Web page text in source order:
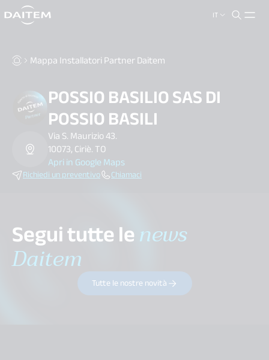
IT
search.label
Mappa Installatori Partner Daitem
POSSIO BASILIO SAS DI
POSSIO BASILI
Via S. Maurizio 43.
10073, Ciriè. TO
Apri in Google Maps
Richiedi un preventivo Chiamaci
Segui tutte lenews
Daitem
Tutte le nostre novità